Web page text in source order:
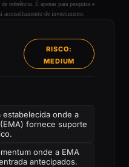
referência. É apenas para pesquisa e
aconselhamento de investimento.
RISCO:
MEDIUM
onde a
fornece suporte
onde a EMA
antecipados.